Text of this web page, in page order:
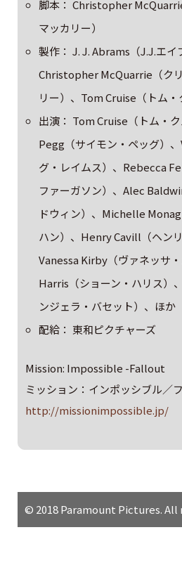
脚本： Christopher
マッカリー）
製作： J. J. Abrams（J.J.エイ
Christopher McQuarrie（ク
リー）、Tom Cruise（トム・
出演： Tom Cruise（トム・
Pegg（サイモン・ペッグ）
グ・レイムス）、Rebecca
ファーガソン）、Alec
ドウィン）、Michelle
ハン）、Henry Cavill（ヘン
Vanessa Kirby（ヴァネッサ
Harris（ショーン・ハリス）
ンジェラ・バセット）、ほか
配給： 東和ピクチャーズ
Mission: Impossible -Fallout
ミッション：インポッシブル／
http://missionimpossible.jp/
© 2018 Paramount Pictures. All